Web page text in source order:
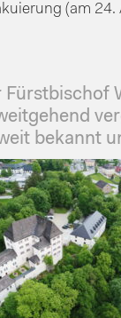
(am 24.
Fürstbischof
bekannt